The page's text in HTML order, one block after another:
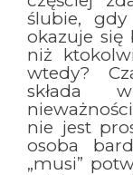
ślubie,
okazuje
niż
wtedy?
składa
nie jest
osoba
„musi”